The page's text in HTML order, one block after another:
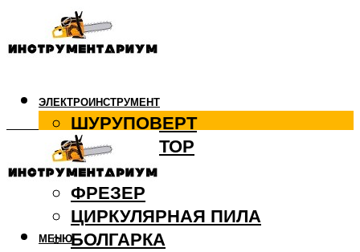
ЭЛЕКТРОИНСТРУМЕНТ
ШУРУПОВЕРТ
ПЕРФОРАТОР
ДРЕЛЬ
ФРЕЗЕР
ЦИРКУЛЯРНАЯ ПИЛА
БОЛГАРКА
МЕНЮ